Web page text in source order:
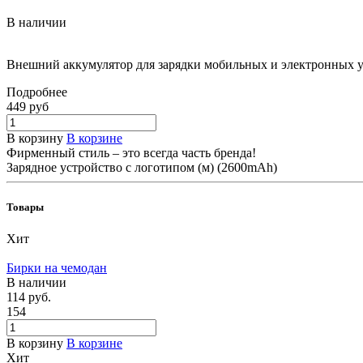
В наличии
Внешний аккумулятор для зарядки мобильных и электронных
Подробнее
449 руб
В корзину В корзине
Фирменный стиль – это всегда часть бренда!
Зарядное устройство с логотипом (м) (2600mAh)
Товары
Хит
Бирки на чемодан
В наличии
114 руб.
154
В корзину В корзине
Хит